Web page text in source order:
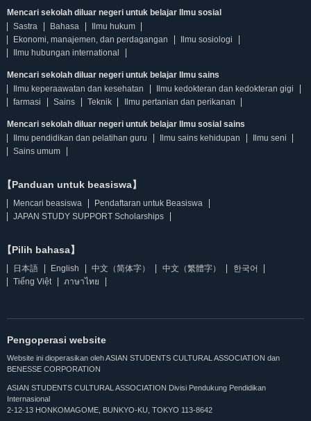
Mencari sekolah diluar negeri untuk belajar Ilmu sosial
Sastra
Bahasa
Ilmu hukum
Ekonomi, manajemen, dan perdagangan
Ilmu sosiologi
Ilmu hubungan international
Mencari sekolah diluar negeri untuk belajar Ilmu sains
Ilmu keperaawatan dan kesehatan
Ilmu kedokteran dan kedokteran gigi
farmasi
Sains Teknik Ilmu pertanian dan perikanan
Mencari sekolah diluar negeri untuk belajar Ilmu sosial sains
Ilmu pendidikan dan pelatihan guru
Ilmu sains kehidupan
Ilmu seni
Sains umum
【Panduan untuk beasiswa】
Mencari beasiswa
Pendaftaran untuk Beasiswa
JAPAN STUDY SUPPORT Scholarships
【Pilih bahasa】
日本語 English 中文（简体字） 中文（繁體字）
한국어
Tiếng Việt
ภาษาไทย
Pengoperasi website
Website ini dioperasikan oleh ASIAN STUDENTS CULTURAL ASSOCIATION dan
BENESSE CORPORATION
ASIAN STUDENTS CULTURAL ASSOCIATION Divisi Pendukung Pendidikan
Internasional
2-12-13 HONKOMAGOME, BUNKYO-KU, TOKYO 113-8642